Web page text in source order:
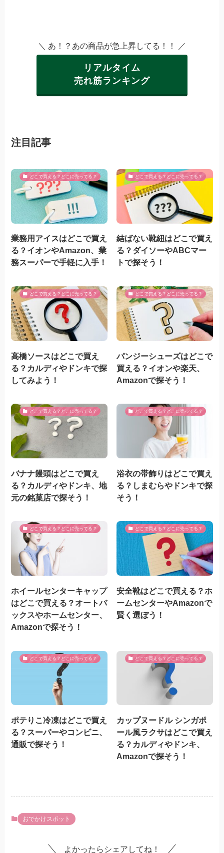
＼ あ！？あの商品が急上昇してる！！ ／
リアルタイム
売れ筋ランキング
注目記事
どこで買える？どこに売ってる？
業務用アイスはどこで買え
る？イオンやAmazon、業
務スーパーで手軽に入手！
どこで買える？どこに売ってる？
結ばない靴紐はどこで買え
る？ダイソーやABCマー
トで探そう！
どこで買える？どこに売ってる？
高橋ソースはどこで買え
る？カルディやドンキで探
してみよう！
どこで買える？どこに売ってる？
パンジーシューズはどこで
買える？イオンや楽天、
Amazonで探そう！
どこで買える？どこに売ってる？
バナナ饅頭はどこで買え
る？カルディやドンキ、地
元の銘菓店で探そう！
どこで買える？どこに売ってる？
浴衣の帯飾りはどこで買え
る？しまむらやドンキで探
そう！
どこで買える？どこに売ってる？
ホイールセンターキャップ
はどこで買える？オートバ
ックスやホームセンター、
Amazonで探そう！
どこで買える？どこに売ってる？
安全靴はどこで買える？ホ
ームセンターやAmazonで
賢く選ぼう！
どこで買える？どこに売ってる？
ポテりこ冷凍はどこで買え
る？スーパーやコンビニ、
通販で探そう！
どこで買える？どこに売ってる？
カップヌードル シンガポ
ール風ラクサはどこで買え
る？カルディやドンキ、
Amazonで探そう！
おでかけスポット
よかったらシェアしてね！